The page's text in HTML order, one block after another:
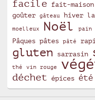
facile fait-maison
goûter
gâteau hiver
moelleux Noël pain
Pâques pâtes pâté
gluten
sarrasin
thé vin rouge
déchet
épices été